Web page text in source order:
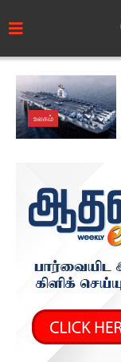
உலகம்